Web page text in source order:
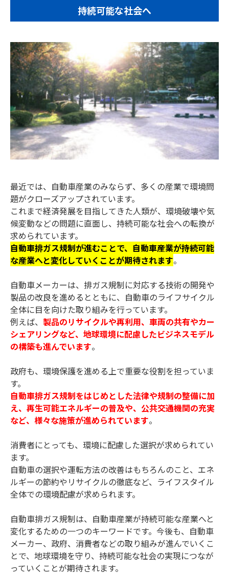
持続可能な社会へ
最近では、自動車産業のみならず、多くの産業で環境問
題がクローズアップされています。
これまで経済発展を目指してきた人類が、環境破壊や気
候変動などの問題に直面し、持続可能な社会への転換が
求められています。
自動車排ガス規制が進むことで、自動車産業が持続可能
な産業へと変化していくことが期待されます。
自動車メーカーは、排ガス規制に対応する技術の開発や
製品の改良を進めるとともに、自動車のライフサイクル
全体に目を向けた取り組みを行っています。
例えば、 製品のリサイクルや再利用、車両の共有やカー
シェアリングなど、地球環境に配慮したビジネスモデル
の構築も進んでいます。
政府も、環境保護を進める上で重要な役割を担っていま
す。
自動車排ガス規制をはじめとした法律や規制の整備に加
え、再生可能エネルギーの普及や、公共交通機関の充実
など、様々な施策が進められています。
消費者にとっても、環境に配慮した選択が求められてい
ます。
自動車の選択や運転方法の改善はもちろんのこと、エネ
ルギーの節約やリサイクルの徹底など、ライフスタイル
全体での環境配慮が求められます。
自動車排ガス規制は、自動車産業が持続可能な産業へと
変化するための一つのキーワードです。今後も、自動車
メーカー、政府、消費者などの取り組みが進んでいくこ
とで、地球環境を守り、持続可能な社会の実現につなが
っていくことが期待されます。